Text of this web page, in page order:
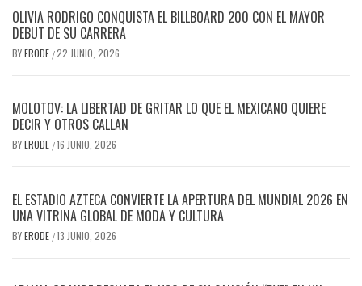
OLIVIA RODRIGO CONQUISTA EL BILLBOARD 200 CON EL MAYOR
DEBUT DE SU CARRERA
BYERODE /22 JUNIO, 2026
MOLOTOV: LA LIBERTAD DE GRITAR LO QUE EL MEXICANO QUIERE
DECIR Y OTROS CALLAN
BYERODE /16 JUNIO, 2026
EL ESTADIO AZTECA CONVIERTE LA APERTURA DEL MUNDIAL 2026 EN
UNA VITRINA GLOBAL DE MODA Y CULTURA
BYERODE /13 JUNIO, 2026